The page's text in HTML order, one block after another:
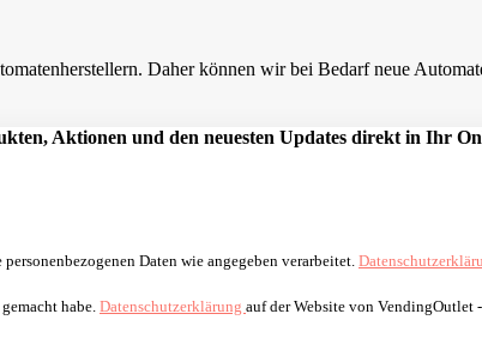
Daher können wir bei Bedarf neue
Aktionen und den neuesten Updates direkt in Ihr
Daten wie angegeben verarbeitet.
habe. Datenschutzerklärung auf der Website von